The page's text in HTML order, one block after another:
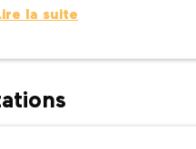
la suite